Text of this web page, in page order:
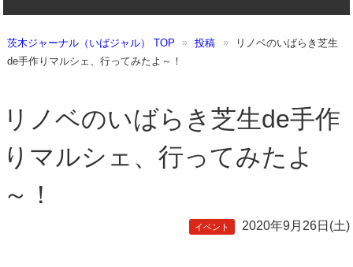
茨木ジャーナル（いばジャル） TOP 投稿
リノベのいばらき芝生
de手作りマルシェ、行ってみたよ～！
リノベのいばらき芝生de手作
りマルシェ、行ってみたよ
～！
イベント 2020年9月26日(土)